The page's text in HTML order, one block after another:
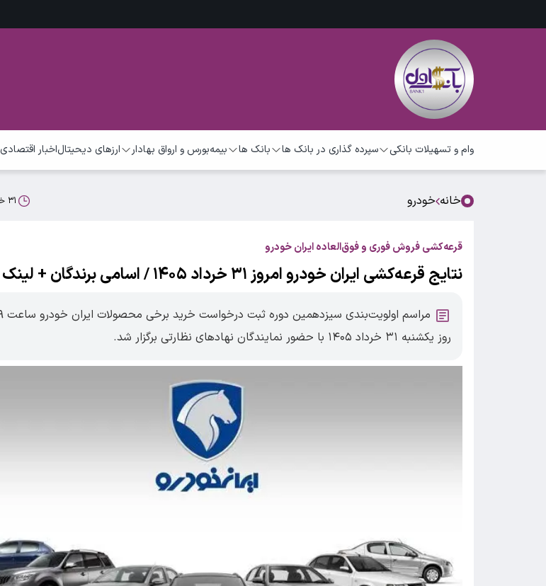
وام و تسهیلات بانکی سپرده گذاری در بانک ها بانک ها بیمهبورس و ارواق بهادار ارزهای دیحیتالاخبار اقتصادی
خانه خودرو ۳۱ خرداد ۱۴۰۵ ۱۰:۰۸
قرعه‌کشی فروش فوری و فوق‌العاده ایران خودرو
نتایج قرعه‌کشی ایران خودرو امروز ۳۱ خرداد ۱۴۰۵ / اسامی برندگان + لینک
روز یکشنبه ۳۱ خرداد ۱۴۰۵ با حضور نمایندگان نهادهای نظارتی برگزار شد.